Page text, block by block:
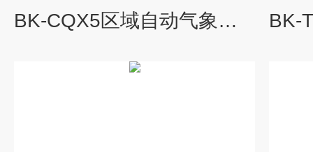
BK-CQX5区域自动气象站报价